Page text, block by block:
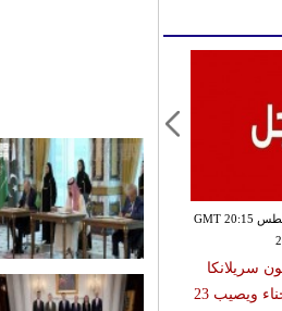
الجمعة ,07 آب / أغسطس GMT 20:15
سريلانكا
يودي بحياة 3 سجناء ويصيب 23